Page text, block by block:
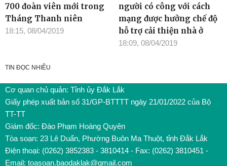
700 đoàn viên mới trong
Tháng Thanh niên
18:15, 08/04/2019
người có công với cách
mạng được hưởng chế độ
hỗ trợ cải thiện nhà ở
18:09, 08/04/2019
TIN ĐỌC NHIỀU
Cơ quan chủ quản: Tỉnh ủy Đắk Lắk
Giấy phép xuất bản số 31/GP-BTTTT ngày 21/01/2022 của Bộ
TT-TT
Giám đốc: Đào Phạm Hoàng Quyên
Tòa soạn: 23 Lê Duẩn, Phường Buôn Ma Thuột, tỉnh Đắk Lắk
Điện thoại: (0262) 3852383 - 3810414 - Fax: (0262) 3810451 -
Email: toasoan.baodaklak@gmail.com